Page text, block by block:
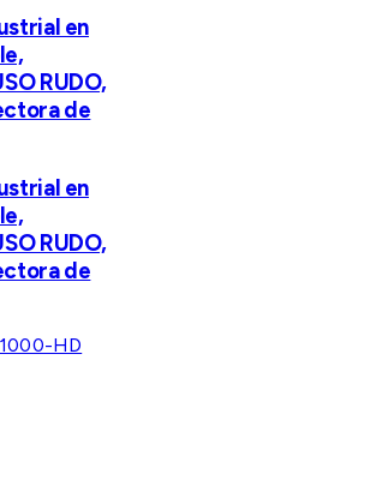
en
RUDO,
de
en
RUDO,
de
HD